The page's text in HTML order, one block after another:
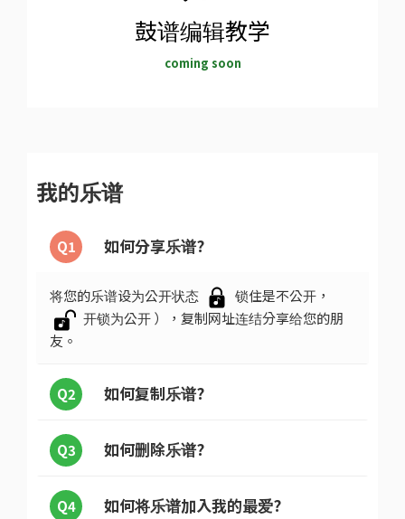
鼓谱编辑教学
coming soon
我的乐谱
Q1 如何分享乐谱?
将您的乐谱设为公开状态
锁住是不公开，
开锁为公开 ），复制网址连结分享给您的朋
友。
Q2 如何复制乐谱?
Q3 如何删除乐谱?
Q4 如何将乐谱加入我的最爱?